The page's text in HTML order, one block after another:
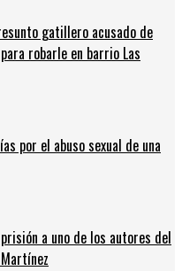
gatillero acusado de
robarle en barrio Las
por el abuso sexual de una
a uno de los autores del